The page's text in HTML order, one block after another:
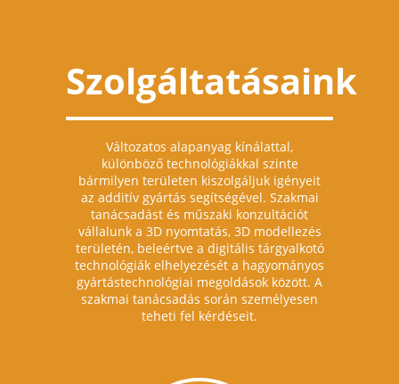
Szolgáltatásaink
Változatos alapanyag kínálattal,
különböző technológiákkal szinte
bármilyen területen kiszolgáljuk igényeit
az additív gyártás segítségével. Szakmai
tanácsadást és műszaki konzultációt
vállalunk a 3D nyomtatás, 3D modellezés
területén, beleértve a digitális tárgyalkotó
technológiák elhelyezését a hagyományos
gyártástechnológiai megoldások között. A
szakmai tanácsadás során személyesen
teheti fel kérdéseit.